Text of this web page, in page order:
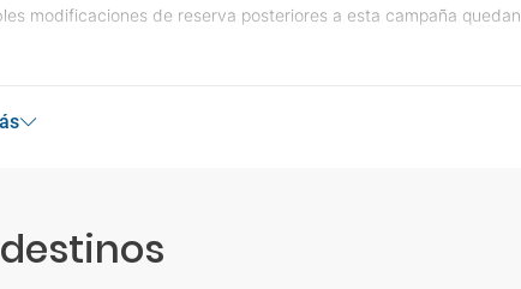
modificaciones de reserva posteriores a esta campaña